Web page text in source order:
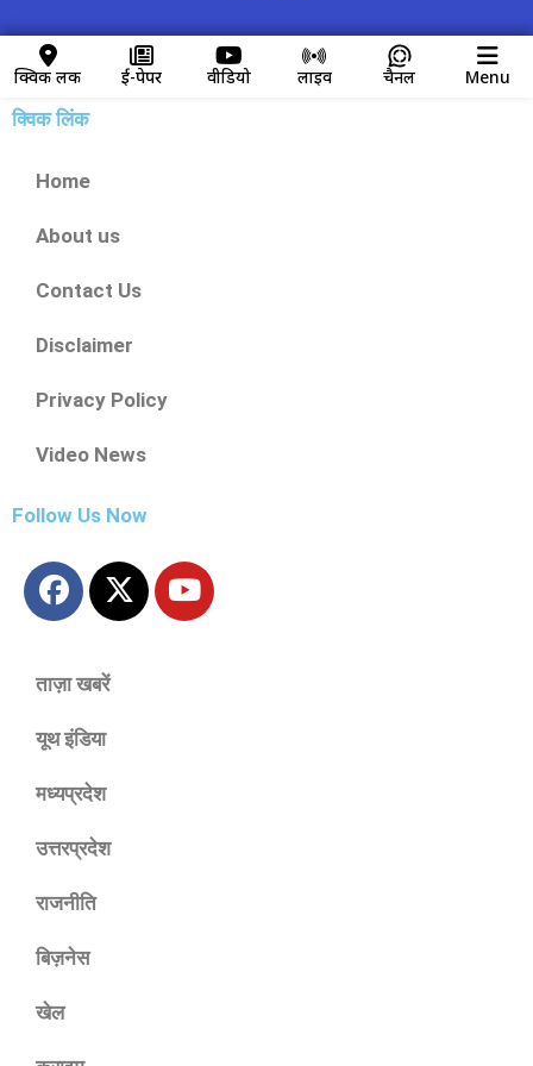
क्विक लिंक ई-पेपर वीडियो लाइव चैनल Menu
क्विक लिंक
Home
About us
Contact Us
Disclaimer
Privacy Policy
Video News
Follow Us Now
ताज़ा खबरें
यूथ इंडिया
मध्यप्रदेश
उत्तरप्रदेश
राजनीति
बिज़नेस
खेल